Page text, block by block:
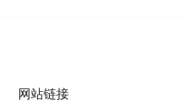
网站链接